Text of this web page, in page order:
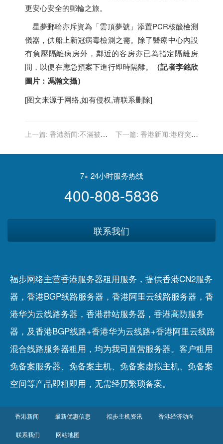
更安心安全的郵輪之旅。
星夢郵輪亦斥資為「雲頂夢號」添置PCR核酸檢測
儀器，供船上新冠病毒檢測之需。除了醫療中心內設
有負壓隔離病房外，鄰近的客房亦已為指定隔離房
間，以便在應急預案下進行即時隔離。
（記者李銘欣
圖片：馮瀚文攝）
[图文来源于网络,如有侵权,请联系删除]
上一篇: 香港新闻:不滿被罵
鏗等3人誹謗案押9月再訊
下一篇: 香港新闻:港府突擊
違令遭罰款
7× 24小时服务热线
400-808-5836
联系我们
福步网络主营香港服务器租用服务，提供香港CN2服务
器，香港BGP线路服务器，香港阿里云线路服务器，香
港华为云线路务器，香港群站服务器，香港高防服务
器，及香港BGP线路+香港华为云线路+香港阿里云线路
混合线路服务器租用，均为我司直营服务器。客户租用
免备案服务器、 免备案主机、 免备案虚拟主机、 免备案
空间等产品即租即用，无需经历繁琐备案。
香港新闻 最新优惠信息 福步主机资讯 香港经济动向
联系我们 网站地图